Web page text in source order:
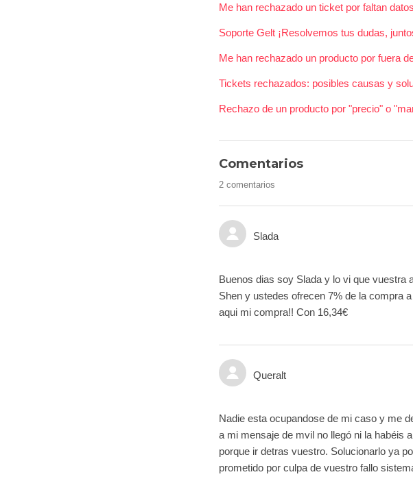
Me han rechazado un ticket por faltan
Soporte Gelt ¡Resolvemos tus dudas,
Me han rechazado un producto por fuera
Tickets rechazados: posibles causas y
Rechazo de un producto por "precio" o
Comentarios
2 comentarios
Slada
Buenos dias soy Slada y lo vi que vuestra
Shen y ustedes ofrecen 7% de la compra
aqui mi compra!! Con 16,34€
Queralt
Nadie esta ocupandose de mi caso y me
a mi mensaje de mvil no llegó ni la habéis
porque ir detras vuestro. Solucionarlo ya
prometido por culpa de vuestro fallo